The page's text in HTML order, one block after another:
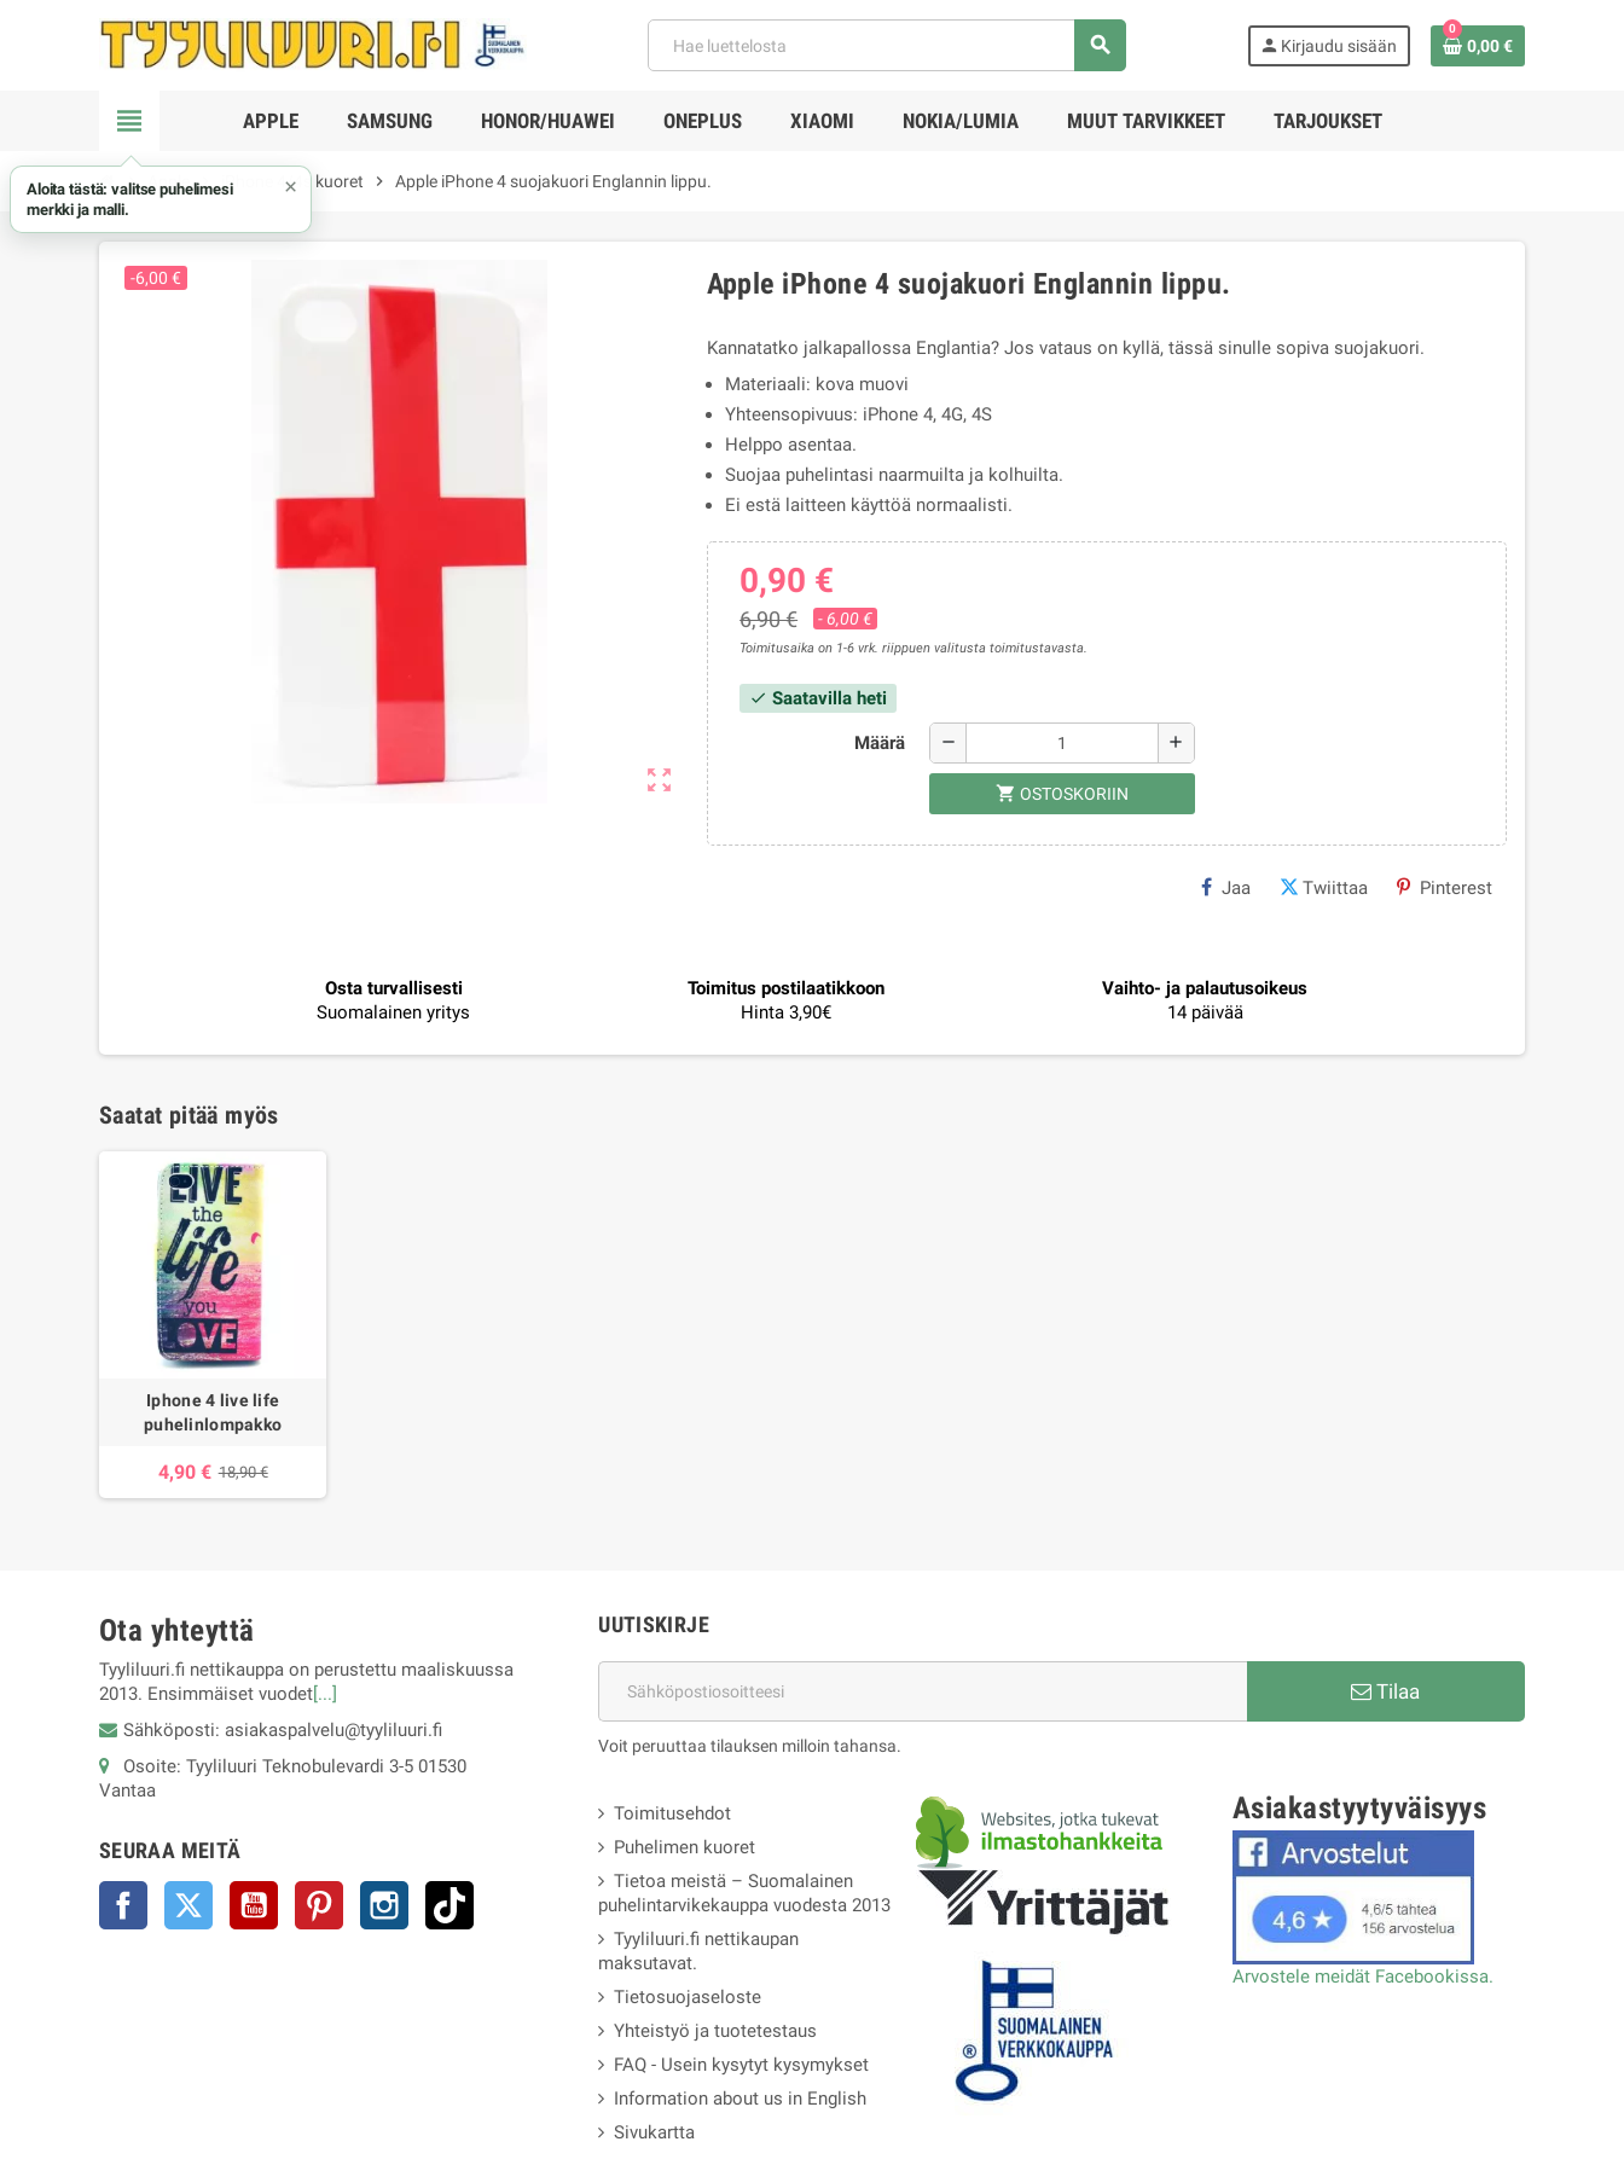
search person Kirjaudu sisään
0
0,00 €
view_headline APPLE SAMSUNG HONOR/HUAWEI ONEPLUS XIAOMI NOKIA/LUMIA MUUT TARVIKKEET TARJOUKSET
chevron_right Apple chevron_right iPhone 4/4s kuoret chevron_right Apple iPhone 4 suojakuori Englannin lippu.
zoom_out_map
-6,00 € Apple iPhone 4 suojakuori Englannin lippu.
Kannatatko jalkapallossa Englantia? Jos vataus on kyllä, tässä sinulle sopiva suojakuori.
Materiaali: kova muovi
Yhteensopivuus: iPhone 4, 4G, 4S
Helppo asentaa.
Suojaa puhelintasi naarmuilta ja kolhuilta.
Ei estä laitteen käyttöä normaalisti.
0,90 €
6,90 € - 6,00 €
Toimitusaika on 1-6 vrk. riippuen valitusta toimitustavasta.
check Saatavilla heti
Määrä remove add
shopping_cart OSTOSKORIIN
Jaa Twiittaa Pinterest
Osta turvallisesti
Suomalainen yritys
Toimitus postilaatikkoon
Hinta 3,90€
Vaihto- ja palautusoikeus
14 päivää
Saatat pitää myös
Iphone 4 live life
puhelinlompakko
4,90 € 18,90 €
Ota yhteyttä
Tyyliluuri.fi nettikauppa on perustettu maaliskuussa
2013. Ensimmäiset vuodet[...]
Sähköposti: asiakaspalvelu@tyyliluuri.fi
Osoite: Tyyliluuri Teknobulevardi 3-5 01530
Vantaa
SEURAA MEITÄ
Facebook Twitter YouTube Pinterest Instagram
UUTISKIRJE
Tilaa
Voit peruuttaa tilauksen milloin tahansa.
Toimitusehdot
Puhelimen kuoret
Tietoa meistä – Suomalainen
puhelintarvikekauppa vuodesta 2013
Tyyliluuri.fi nettikaupan
maksutavat.
Tietosuojaseloste
Yhteistyö ja tuotetestaus
FAQ - Usein kysytyt kysymykset
Information about us in English
Sivukartta
Asiakastyytyväisyys
Arvostele meidät Facebookissa.
Aloita tästä: valitse puhelimesi
merkki ja malli.
×